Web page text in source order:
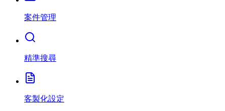
案件管理
精準搜尋
客製化設定